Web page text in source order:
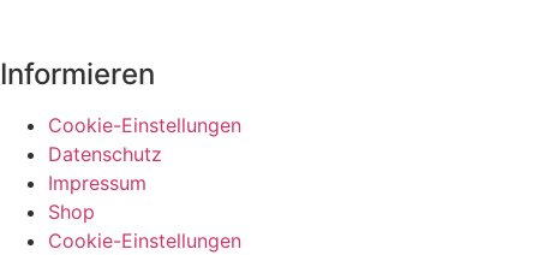
Informieren
Cookie-Einstellungen
Datenschutz
Impressum
Shop
Cookie-Einstellungen